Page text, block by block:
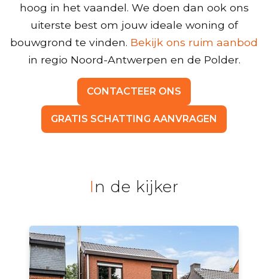
hoog in het vaandel. We doen dan ook ons
uiterste best om jouw ideale woning of
bouwgrond te vinden. Bekijk ons ruim aanbod
in regio Noord-Antwerpen en de Polder.
CONTACTEER ONS
GRATIS SCHATTING AANVRAGEN
In de kijker